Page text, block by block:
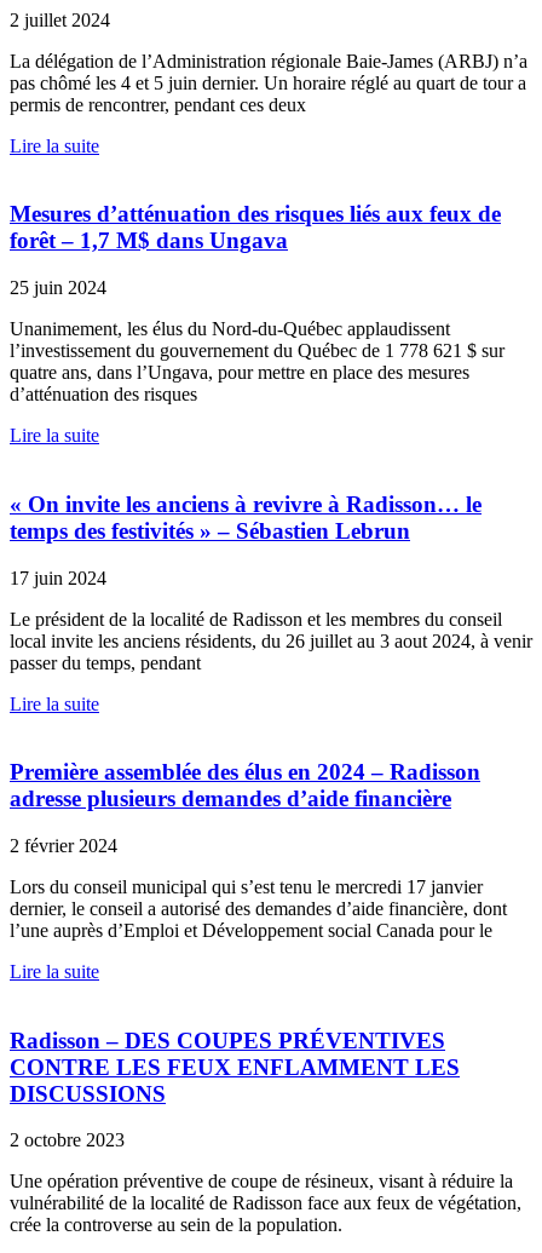
2 juillet 2024
La délégation de l’Administration régionale Baie-James (ARBJ) n’a
pas chômé les 4 et 5 juin dernier. Un horaire réglé au quart de tour a
permis de rencontrer, pendant ces deux
Lire la suite
Mesures d’atténuation des risques liés aux feux de
forêt – 1,7 M$ dans Ungava
25 juin 2024
Unanimement, les élus du Nord-du-Québec applaudissent
l’investissement du gouvernement du Québec de 1 778 621 $ sur
quatre ans, dans l’Ungava, pour mettre en place des mesures
d’atténuation des risques
Lire la suite
« On invite les anciens à revivre à Radisson… le
temps des festivités » – Sébastien Lebrun
17 juin 2024
Le président de la localité de Radisson et les membres du conseil
local invite les anciens résidents, du 26 juillet au 3 aout 2024, à venir
passer du temps, pendant
Lire la suite
Première assemblée des élus en 2024 – Radisson
adresse plusieurs demandes d’aide financière
2 février 2024
Lors du conseil municipal qui s’est tenu le mercredi 17 janvier
dernier, le conseil a autorisé des demandes d’aide financière, dont
l’une auprès d’Emploi et Développement social Canada pour le
Lire la suite
Radisson – DES COUPES PRÉVENTIVES
CONTRE LES FEUX ENFLAMMENT LES
DISCUSSIONS
2 octobre 2023
Une opération préventive de coupe de résineux, visant à réduire la
vulnérabilité de la localité de Radisson face aux feux de végétation,
crée la controverse au sein de la population.